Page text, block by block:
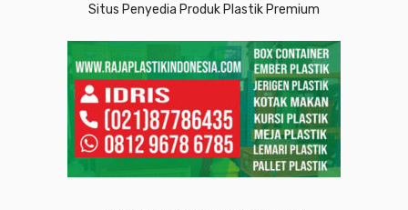
Situs Penyedia Produk Plastik Premium